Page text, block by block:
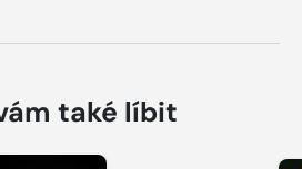
také líbit